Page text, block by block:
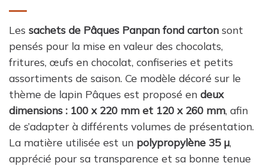
Les sachets de Pâques Panpan fond carton sont
pensés pour la mise en valeur des chocolats,
fritures, œufs en chocolat, confiseries et petits
assortiments de saison. Ce modèle décoré sur le
thème de lapin Pâques est proposé en deux
dimensions : 100 x 220 mm et 120 x 260 mm, afin
de s’adapter à différents volumes de présentation.
La matière utilisée est un polypropylène 35 µ,
apprécié pour sa transparence et sa bonne tenue